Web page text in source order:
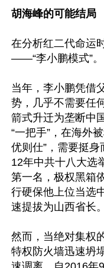
胡海峰的可能结局
在分析红二代命运
——“李小鹏模式”。
当年，李小鹏凭借
势，几乎不需要任
箭式升迁为垄断中
“一把手”，在海外
优则仕”，需要挺
12年中共十八大选
第一名，极权黑箱
行硬保他上位当选
速提拔为山西省长。
然而，当绝对集权
特权防火墙迅速坍